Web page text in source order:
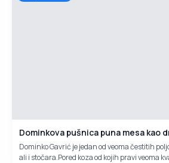
Dominkova pušnica puna mesa kao
Dominko Gavrić je jedan od veoma čestitih
ali i stočara.Pored koza od kojih pravi veoma